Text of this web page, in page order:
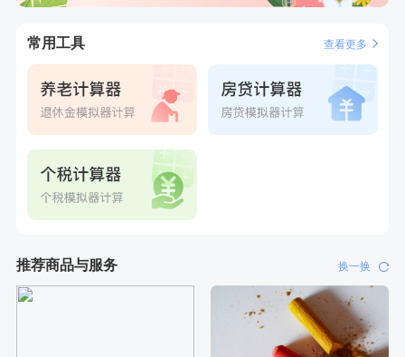
常用工具 查看更多
推荐商品与服务 换一换